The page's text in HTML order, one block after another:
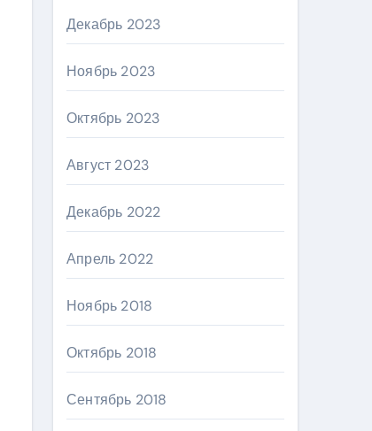
Декабрь 2023
Ноябрь 2023
Октябрь 2023
Август 2023
Декабрь 2022
Апрель 2022
Ноябрь 2018
Октябрь 2018
Сентябрь 2018